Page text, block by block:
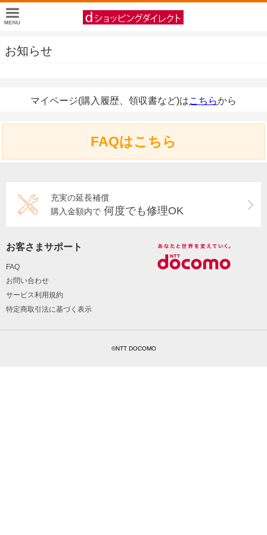
お知らせ
マイページ(購入履歴、領収書など)はこちらから
FAQはこちら
充実の延長補償
購入金額内で 何度でも修理OK
お客さまサポート
FAQ
お問い合わせ
サービス利用規約
特定商取引法に基づく表示
©NTT DOCOMO